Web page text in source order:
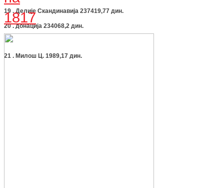
19 . Делије Скандинавија 237419,77 дин.
20 . донација 234068,2 дин.
21 . Милош Ц. 1989,17 дин.